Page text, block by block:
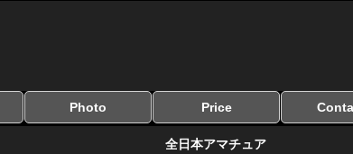
Photo Price
料金
お支払い方法
全日本アマチュア